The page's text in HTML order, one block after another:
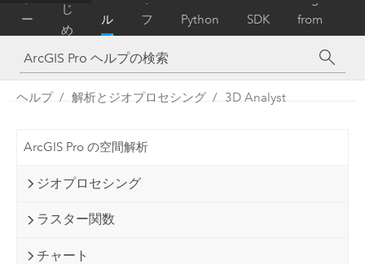
ー
ム
じ
め
に
ル
プ
フ
ァ
レ
ン
ス
Python SDK
from
ArcMap
ヘルプ 解析とジオプロセシング 3D Analyst
ArcGIS Pro の空間解析
ジオプロセシング
ラスター関数
チャート